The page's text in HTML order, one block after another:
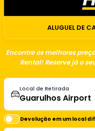
ALUGUEL DE
Encontre os melhores
Rental! Reserve já o
Local de Retirada
Devolução em um local